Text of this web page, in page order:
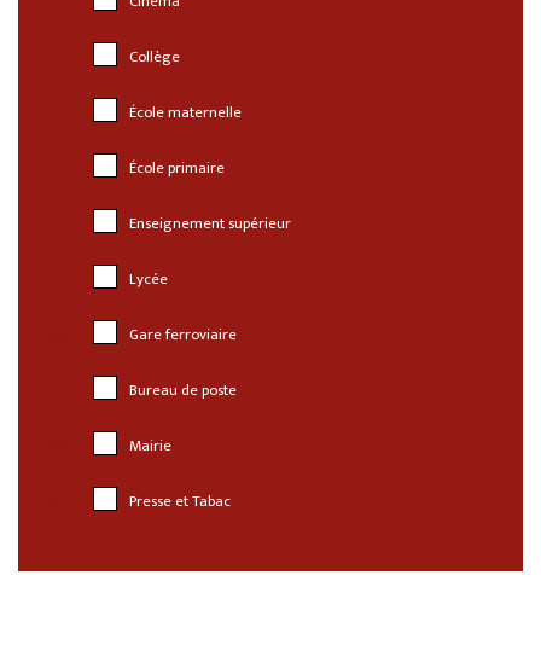
Collège
École maternelle
École primaire
Enseignement supérieur
Lycée
Gare ferroviaire
Bureau de poste
Mairie
Presse et Tabac